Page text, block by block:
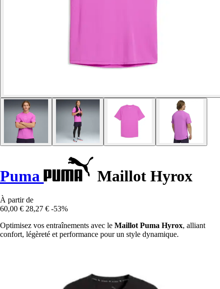
Puma Maillot Hyrox
À partir de
60,00 € 28,27 € -53%
Optimisez vos entraînements avec le Maillot Puma Hyrox, alliant
confort, légèreté et performance pour un style dynamique.